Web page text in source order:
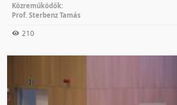
Közreműködők:
Prof. Sterbenz Tamás
210